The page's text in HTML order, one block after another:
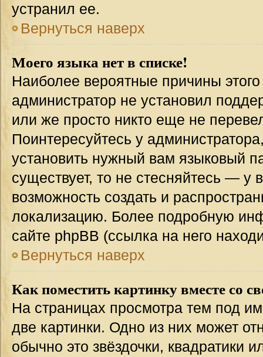
устранил ее.
Вернуться наверх
Моего языка нет в списке!
Наиболее вероятные причины этого
администратор не установил
или же просто никто еще не
Поинтересуйтесь у
установить нужный вам языковый
существует, то не стесняйтесь — у
возможность создать и
локализацию. Более подробную
сайте phpBB (ссылка на него
Вернуться наверх
Как поместить картинку вместе со
На страницах просмотра тем под
две картинки. Одно из них может
обычно это звёздочки, квадратики